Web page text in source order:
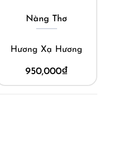
Nàng Thơ
Hương Xạ Hương
950,000₫